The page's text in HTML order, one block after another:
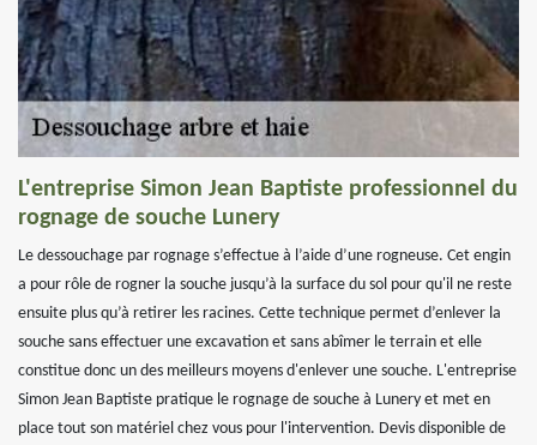
L'entreprise Simon Jean Baptiste professionnel du
rognage de souche Lunery
Le dessouchage par rognage s’effectue à l’aide d’une rogneuse. Cet engin
a pour rôle de rogner la souche jusqu’à la surface du sol pour qu'il ne reste
ensuite plus qu’à retirer les racines. Cette technique permet d’enlever la
souche sans effectuer une excavation et sans abîmer le terrain et elle
constitue donc un des meilleurs moyens d'enlever une souche. L'entreprise
Simon Jean Baptiste pratique le rognage de souche à Lunery et met en
place tout son matériel chez vous pour l'intervention. Devis disponible de